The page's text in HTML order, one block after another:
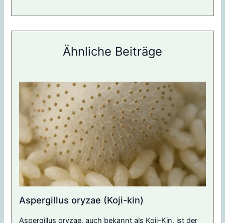
Ähnliche Beiträge
Aspergillus oryzae (Koji-kin)
Aspergillus oryzae, auch bekannt als Koji-Kin, ist der